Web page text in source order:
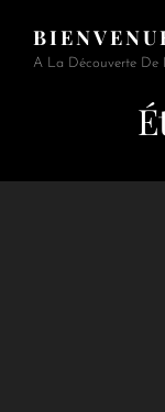
A La Découverte De